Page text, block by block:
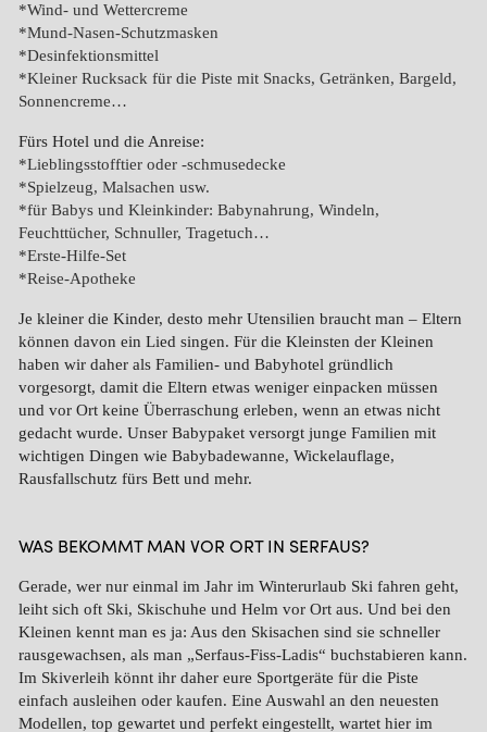
Wind- und Wettercreme
Mund-Nasen-Schutzmasken
Desinfektionsmittel
Kleiner Rucksack für die Piste mit Snacks, Getränken, Bargeld,
Sonnencreme…
Fürs Hotel und die Anreise:
Lieblingsstofftier oder -schmusedecke
Spielzeug, Malsachen usw.
für Babys und Kleinkinder: Babynahrung, Windeln,
Feuchttücher, Schnuller, Tragetuch…
Erste-Hilfe-Set
Reise-Apotheke
Je kleiner die Kinder, desto mehr Utensilien braucht man – Eltern
können davon ein Lied singen. Für die Kleinsten der Kleinen
haben wir daher als Familien- und Babyhotel gründlich
vorgesorgt, damit die Eltern etwas weniger einpacken müssen
und vor Ort keine Überraschung erleben, wenn an etwas nicht
gedacht wurde. UnserBabypaket versorgt junge Familien mit
wichtigen Dingen wie Babybadewanne, Wickelauflage,
Rausfallschutz fürs Bett und mehr.
WAS BEKOMMT MAN VOR ORT IN SERFAUS?
Gerade, wer nur einmal im Jahr im Winterurlaub Ski fahren geht,
leiht sich oft Ski, Skischuhe und Helm vor Ort aus. Und bei den
Kleinen kennt man es ja: Aus den Skisachen sind sie schneller
rausgewachsen, als man „Serfaus-Fiss-Ladis“ buchstabieren kann.
Im Skiverleih könnt ihr daher eure Sportgeräte für die Piste
einfach ausleihen oder kaufen. Eine Auswahl an den neuesten
Modellen, top gewartet und perfekt eingestellt, wartet hier im